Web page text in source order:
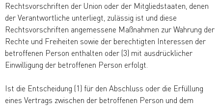
Rechtsvorschriften der Union oder der Mitgliedstaaten, denen
der Verantwortliche unterliegt, zulässig ist und diese
Rechtsvorschriften angemessene Maßnahmen zur Wahrung der
Rechte und Freiheiten sowie der berechtigten Interessen der
betroffenen Person enthalten oder (3) mit ausdrücklicher
Einwilligung der betroffenen Person erfolgt.
Ist die Entscheidung (1) für den Abschluss oder die Erfüllung
eines Vertrags zwischen der betroffenen Person und dem